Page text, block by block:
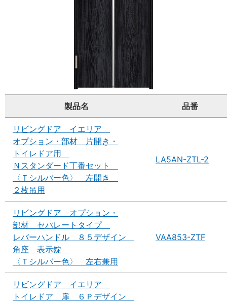
製品名 品番
リビングドア イエリア
オプション・部材 片開き・
トイレドア用
Ｎスタンダード丁番セット
〈Ｔシルバー色〉 左開き
２枚吊用
LA5AN-ZTL-2
リビングドア オプション・
部材 セパレートタイプ
レバーハンドル ８５デザイン
角座 表示錠
〈Ｔシルバー色〉 左右兼用
VAA853-ZTF
リビングドア イエリア
トイレドア 扉 ６Ｐデザイン